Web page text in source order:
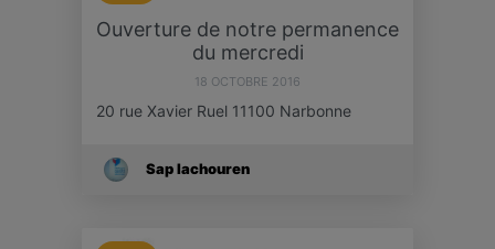
Ouverture de notre permanence
du mercredi
18 OCTOBRE 2016
20 rue Xavier Ruel 11100 Narbonne
Sap Iachouren